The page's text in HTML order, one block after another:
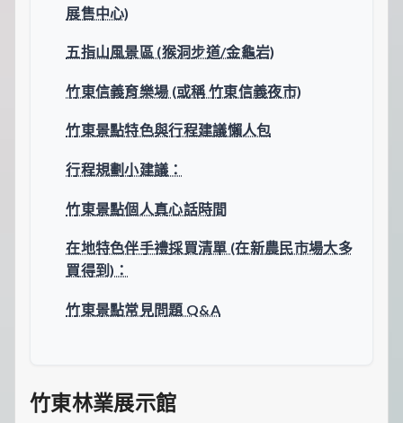
展售中心)
五指山風景區 (猴洞步道/金龜岩)
竹東信義育樂場 (或稱 竹東信義夜市)
竹東景點特色與行程建議懶人包
行程規劃小建議：
竹東景點個人真心話時間
在地特色伴手禮採買清單 (在新農民市場大多
買得到)：
竹東景點常見問題 Q&A
竹東林業展示館